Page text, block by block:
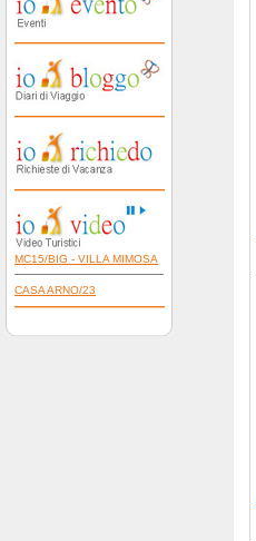
MC15/BIG - VILLA MIMOSA
CASA ARNO/23